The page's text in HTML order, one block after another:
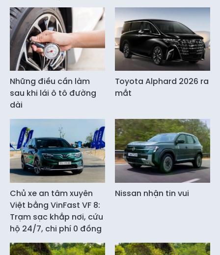
Những điều cần làm
sau khi lái ô tô đường
dài
Toyota Alphard 2026 ra
mắt
Chủ xe an tâm xuyên
Việt bằng VinFast VF 8:
Trạm sạc khắp nơi, cứu
hộ 24/7, chi phí 0 đồng
Nissan nhận tin vui